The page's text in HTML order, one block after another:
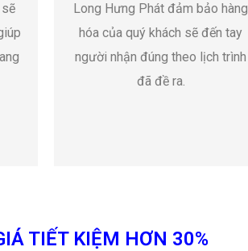
Long Hưng Phát đảm bảo hàng
hóa của quý khách sẽ đến tay
người nhận đúng theo lịch trình
đã đề ra.
TIẾT KIỆM HƠN 30%